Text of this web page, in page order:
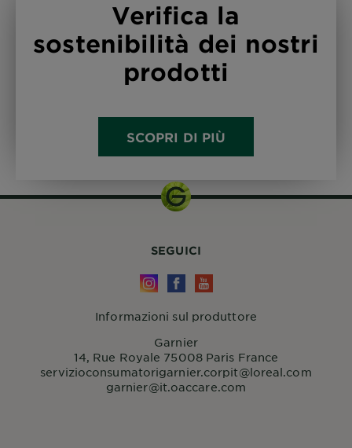
Verifica la
sostenibilità dei nostri
prodotti
SCOPRI DI PIÙ
SEGUICI
Informazioni sul produttore
Garnier
14, Rue Royale 75008 Paris France
servizioconsumatorigarnier.corpit@loreal.com
garnier@it.oaccare.com